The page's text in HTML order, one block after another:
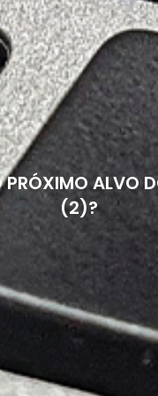
PRÓXIMO ALVO
(2)?